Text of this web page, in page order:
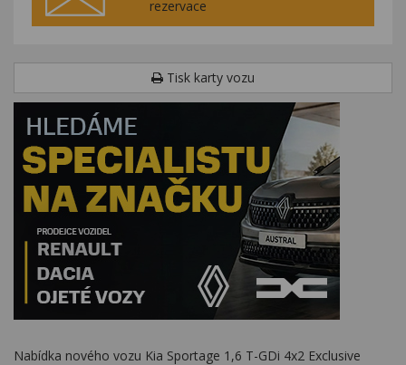
rezervace
Tisk karty vozu
Nabídka nového vozu Kia Sportage 1,6 T-GDi 4x2 Exclusive